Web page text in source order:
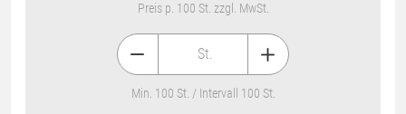
Preis p. 100 St. zzgl. MwSt.
St.
Min. 100 St. / Intervall 100 St.